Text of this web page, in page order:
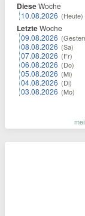
DieseWoche
10.08.2026 (Heute)
LetzteWoche
09.08.2026
08.08.2026 (Sa)
07.08.2026 (Fr)
06.08.2026 (Do)
05.08.2026 (Mi)
04.08.2026 (Di)
03.08.2026 (Mo)